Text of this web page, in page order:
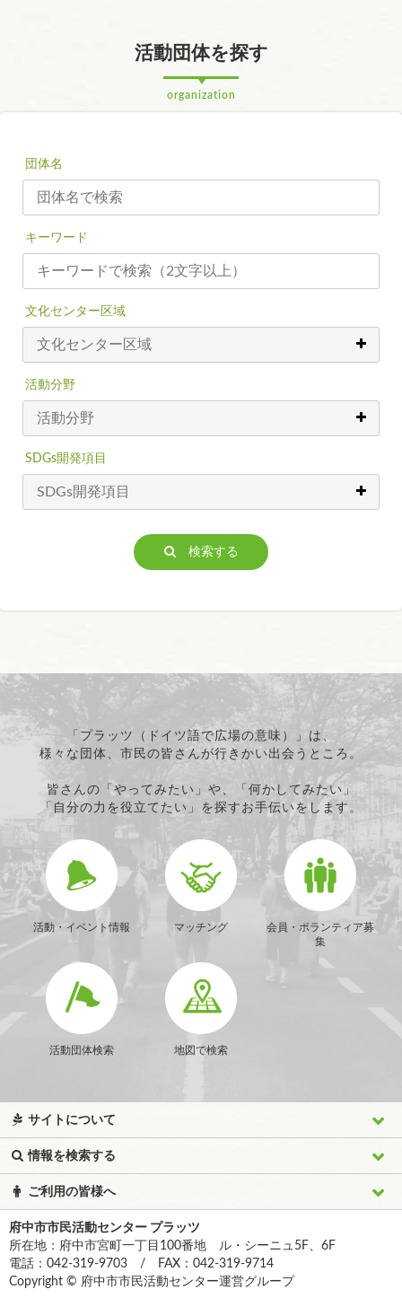
活動団体を探す
organization
団体名
キーワード
文化センター区域
活動分野
SDGs開発項目
検索する
「プラッツ（ドイツ語で広場の意味）」は、
様々な団体、市民の皆さんが行きかい出会うところ。
皆さんの「やってみたい」や、「何かしてみたい」
「自分の力を役立てたい」を探すお手伝いをします。
活動・イベント情報 マッチング
会員・ボランティア募
集
活動団体検索 地図で検索
サイトについて
情報を検索する
ご利用の皆様へ
府中市市民活動センター プラッツ
所在地：府中市宮町一丁目100番地 ル・シーニュ5F、6F
電話：042-319-9703 / FAX：042-319-9714
Copyright © 府中市市民活動センター運営グループ